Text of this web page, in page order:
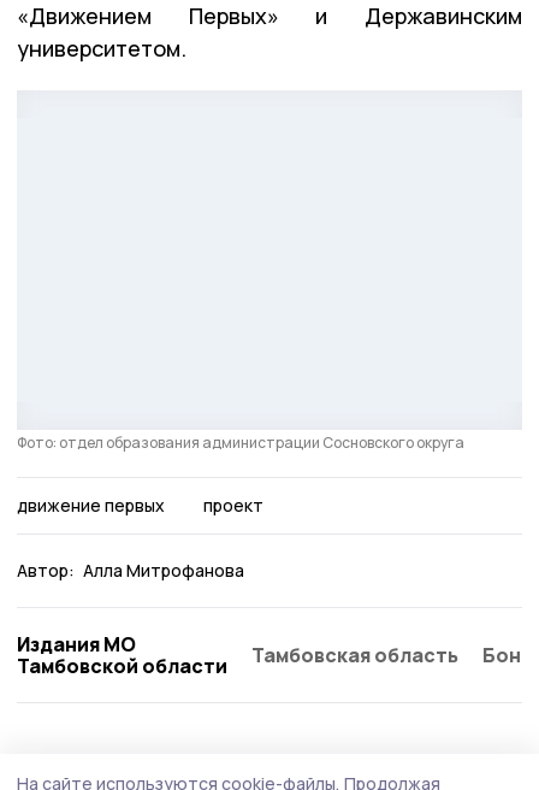
«Движением Первых» и Державинским
университетом.
Фото: отдел образования администрации Сосновского округа
движение первых проект
Автор: Алла Митрофанова
Издания МО
Тамбовской области
Тамбовская область
На сайте используются cookie-файлы. Продолжая